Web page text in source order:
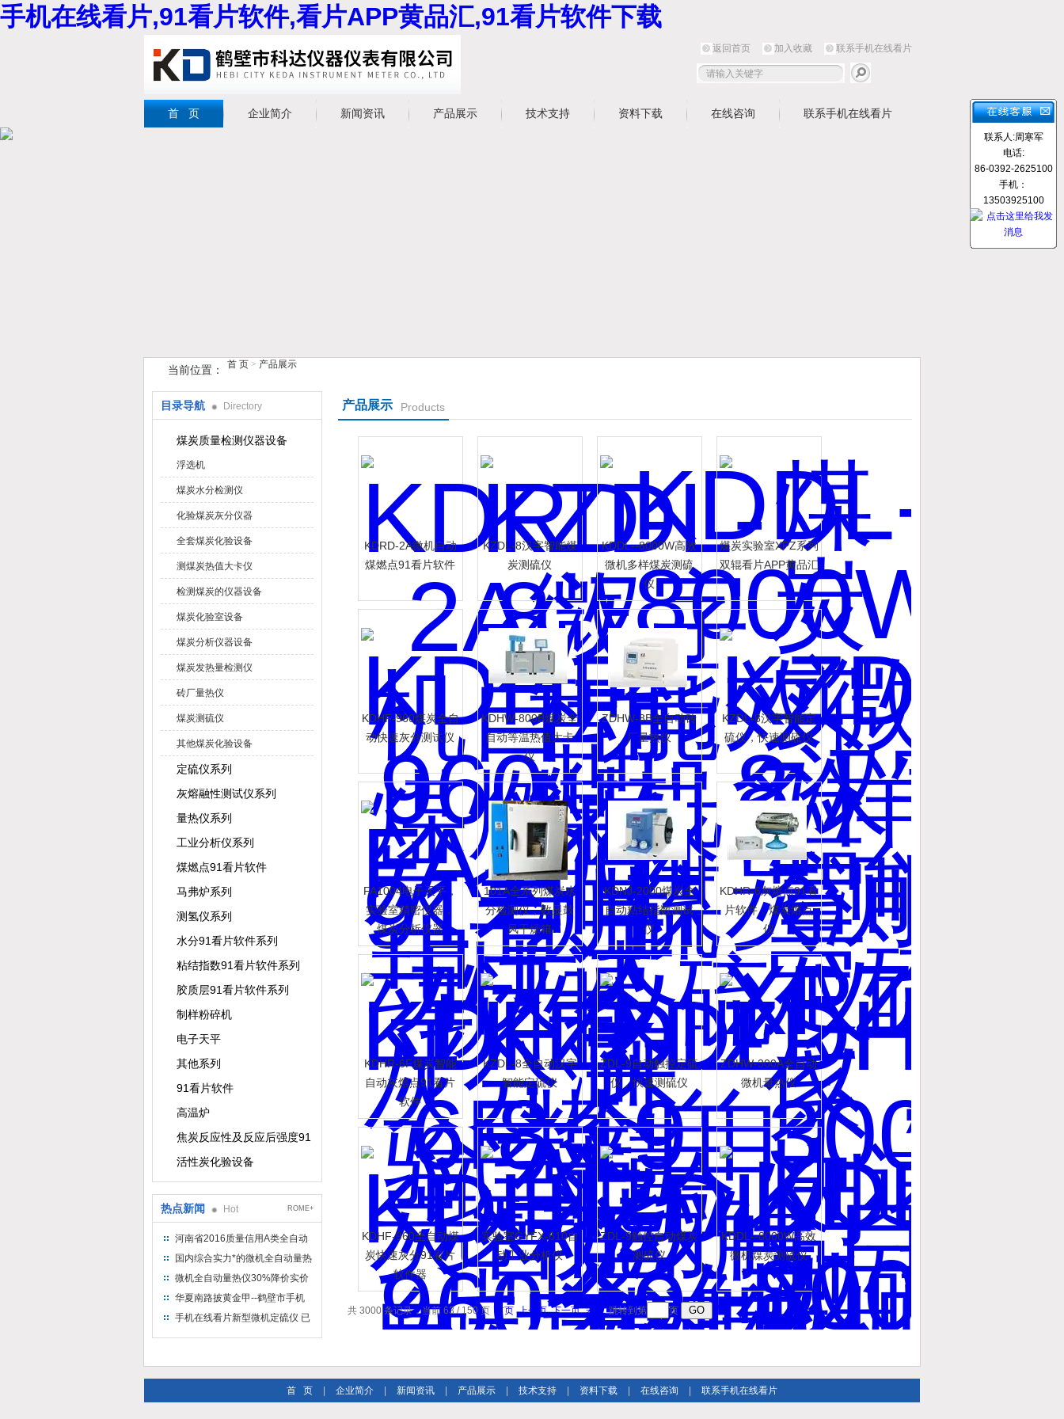
手机在线看片,91看片软件,看片APP黄品汇,91看片软件下载
返回首页 加入收藏 联系手机在线看片
首 页 企业简介 新闻资讯 产品展示 技术支持 资料下载 在线咨询 联系手机在线看片
当前位置： 首 页 > 产品展示
目录导航 Directory
煤炭质量检测仪器设备
浮选机
煤炭水分检测仪
化验煤炭灰分仪器
全套煤炭化验设备
测煤炭热值大卡仪
检测煤炭的仪器设备
煤炭化验室设备
煤炭分析仪器设备
煤炭发热量检测仪
砖厂量热仪
煤炭测硫仪
其他煤炭化验设备
定硫仪系列
灰熔融性测试仪系列
量热仪系列
工业分析仪系列
煤燃点91看片软件
马弗炉系列
测氢仪系列
水分91看片软件系列
粘结指数91看片软件系列
胶质层91看片软件系列
制样粉碎机
电子天平
其他系列
91看片软件
高温炉
焦炭反应性及反应后强度91看片软件
活性炭化验设备
热点新闻 Hot ROME+
河南省2016质量信用A类全自动
量热仪
国内综合实力*的微机全自动量热
仪制造企业
微机全自动量热仪30%降价实价
出售
华夏南路披黄金甲--鹤壁市手机
在线看片仪器仪表有限公司
手机在线看片新型微机定硫仪 已
产品展示 Products
KDRD-2A微机自动
煤燃点91看片软件
KZDL-8汉字智能煤
炭测硫仪
KDDL--8000W高效
微机多样煤炭测硫
仪
煤炭实验室XPZ系列
双辊看片APP黄品汇
KDHF-960煤炭全自
动快速灰分测试仪
KDHW-800B煤炭全
自动等温热值大卡
仪
ZDHW-8B全自动砖
厂量热仪
KZDL-8汉字智能定
硫仪，快速测硫仪
FA1004电子天平，
实验室精密仪器，
煤炭分析仪器
101A全系列煤炭水
分检测仪，数显鼓
风干燥箱
KDNJ-2000煤炭全
自动粘结指数测试
仪
KDHR-6灰熔点91看
片软件，煤炭熔点
仪
KDHR-6F煤炭智能
自动灰熔点91看片
软件
KZDL-8全自动汉字
智能定硫仪
ZDL-9自动触控定硫
仪，快速测硫仪
ZDHW-300A全自动
微机量热仪
KDHF-960全自动煤
炭快速灰分91看片
软件器
实验室GYFX-610自
动工业分析仪
ZDL-9触控自动煤炭
测硫仪
KDDL--8000W高效
微机煤炭测硫仪
共 3000 条记录，当前 63 / 150 页首页 上一页 下一页 末页跳转到第 页
首 页 企业简介 新闻资讯 产品展示 技术支持 资料下载 在线咨询 联系手机在线看片
联系人:周寒军
电话:
86-0392-2625100
手机：
13503925100